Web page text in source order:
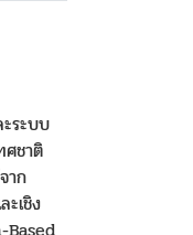
ระบบ
ศชาติ
าก
เชิง